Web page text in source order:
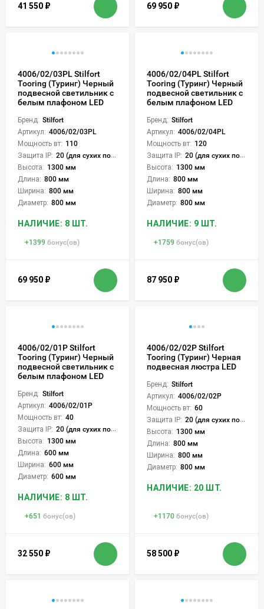
41 550 ₽ 69 950 ₽
4006/02/03PL Stilfort
Tooring (Туринг) Черный
подвесной светильник с
белым плафоном LED
Бренд: Stilfort
Артикул: 4006/02/03PL
Мощность вт: 110
Защита IP: 20 (для сухих пом.)
Высота: 1300 мм
Длина: 800 мм
Ширина: 800 мм
Диаметр: 800 мм
НАЛИЧИЕ: 8 ШТ.
+1399 бонус(ов)
69 950 ₽
4006/02/04PL Stilfort
Tooring (Туринг) Черный
подвесной светильник с
белым плафоном LED
Бренд: Stilfort
Артикул: 4006/02/04PL
Мощность вт: 120
Защита IP: 20 (для сухих пом.)
Высота: 1300 мм
Длина: 800 мм
Ширина: 800 мм
Диаметр: 800 мм
НАЛИЧИЕ: 9 ШТ.
+1759 бонус(ов)
87 950 ₽
4006/02/01P Stilfort
Tooring (Туринг) Черный
подвесной светильник с
белым плафоном LED
Бренд: Stilfort
Артикул: 4006/02/01P
Мощность вт: 40
Защита IP: 20 (для сухих пом.)
Высота: 1300 мм
Длина: 600 мм
Ширина: 600 мм
Диаметр: 600 мм
НАЛИЧИЕ: 8 ШТ.
+651 бонус(ов)
32 550 ₽
4006/02/02P Stilfort
Tooring (Туринг) Черная
подвесная люстра LED
Бренд: Stilfort
Артикул: 4006/02/02P
Мощность вт: 60
Защита IP: 20 (для сухих пом.)
Высота: 1300 мм
Длина: 800 мм
Ширина: 800 мм
Диаметр: 800 мм
НАЛИЧИЕ: 20 ШТ.
+1170 бонус(ов)
58 500 ₽